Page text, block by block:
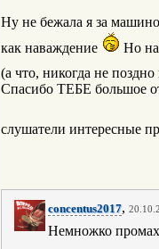
Ну не бежала я за
как наваждение
Но
(а что, никогда не
Спасибо ТЕБЕ большое
слушатели интересные
concentus2017,
Немножко